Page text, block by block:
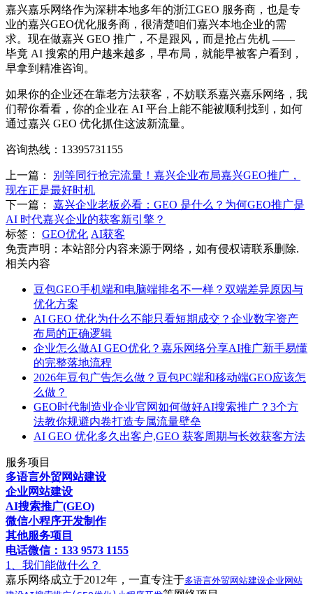
嘉兴嘉乐网络作为深耕本地多年的浙江GEO 服务商，也是专
业的嘉兴GEO优化服务商，很清楚咱们嘉兴本地企业的需
求。现在做嘉兴 GEO 推广，不是跟风，而是抢占先机 ——
毕竟 AI 搜索的用户越来越多，早布局，就能早被客户看到，
早拿到精准咨询。
如果你的企业还在靠老方法获客，不妨联系嘉兴嘉乐网络，我
们帮你看看，你的企业在 AI 平台上能不能被顺利找到，如何
通过嘉兴 GEO 优化抓住这波新流量。
咨询热线：13395731155
上一篇： 别等同行抢完流量！嘉兴企业布局嘉兴GEO推广，
现在正是最好时机
下一篇： 嘉兴企业老板必看：GEO 是什么？为何GEO推广是
AI 时代嘉兴企业的获客新引擎？
标签： GEO优化 AI获客
免责声明：本站部分内容来源于网络，如有侵权请联系删除.
相关内容
豆包GEO手机端和电脑端排名不一样？双端差异原因与
优化方案
AI GEO 优化为什么不能只看短期成交？企业数字资产
布局的正确逻辑
企业怎么做AI GEO优化？嘉乐网络分享AI推广新手易懂
的完整落地流程
2026年豆包广告怎么做？豆包PC端和移动端GEO应该怎
么做？
GEO时代制造业企业官网如何做好AI搜索推广？3个方
法教你规避内卷打造专属流量壁垒
AI GEO 优化多久出客户,GEO 获客周期与长效获客方法
服务项目
多语言外贸网站建设
企业网站建设
AI搜索推广(GEO)
微信小程序开发制作
其他服务项目
电话微信：133 9573 1155
1、我们能做什么？
嘉乐网络成立于2012年，一直专注于多语言外贸网站建设企业网站